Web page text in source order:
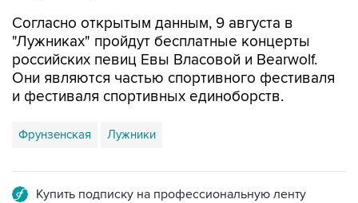
Согласно открытым данным, 9 августа в
"Лужниках" пройдут бесплатные концерты
российских певиц Евы Власовой и Bearwolf.
Они являются частью спортивного фестиваля
и фестиваля спортивных единоборств.
Фрунзенская Лужники
Купить подписку на профессиональную ленту